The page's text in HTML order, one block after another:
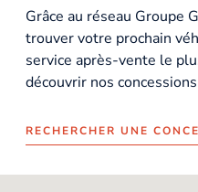
Grâce au réseau Groupe
trouver votre prochain
service après-vente le
découvrir nos
RECHERCHER UNE